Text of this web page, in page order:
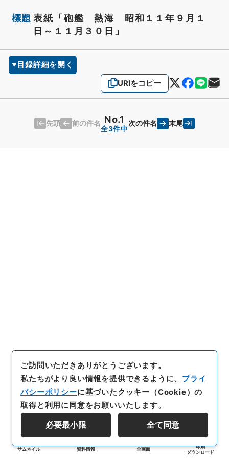
標題 表紙「砲艦 熱海 昭和１１年９月１
日～１１月３０日」
目録詳細を開く
URIをコピー
先頭 前の件名 No.1
全3件中
次の件名 末尾
サムネイル 資料情報 全画面
印刷
ダウンロード
ご訪問いただきありがとうございます。
私たちがより良い情報を提供できるように、 プライ
バシーポリシーに基づいたクッキー（Cookie）の
取得と利用に同意をお願いいたします。
必要最小限 全て同意